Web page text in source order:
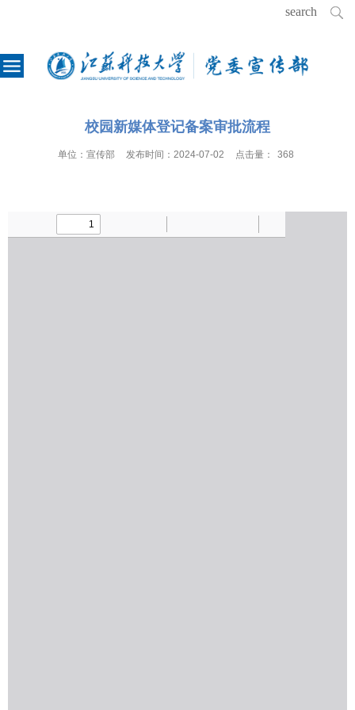
校园新媒体登记备案审批流程
单位： 宣传部 发布时间： 2024-07-02 点击量： 368